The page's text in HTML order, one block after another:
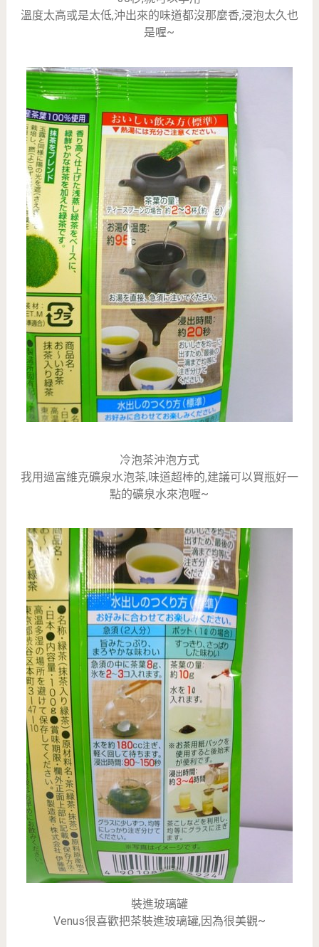
溫度太高或是太低,沖出來的味道都沒那麼香,浸泡太久也
是喔~
冷泡茶沖泡方式
我用過富維克礦泉水泡茶,味道超棒的,建議可以買瓶好一
點的礦泉水來泡喔~
裝進玻璃罐
Venus很喜歡把茶裝進玻璃罐,因為很美觀~